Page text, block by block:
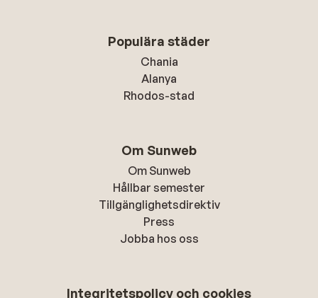
Populära städer
Chania
Alanya
Rhodos-stad
Om Sunweb
Om Sunweb
Hållbar semester
Tillgänglighetsdirektiv
Press
Jobba hos oss
Integritetspolicy och cookies